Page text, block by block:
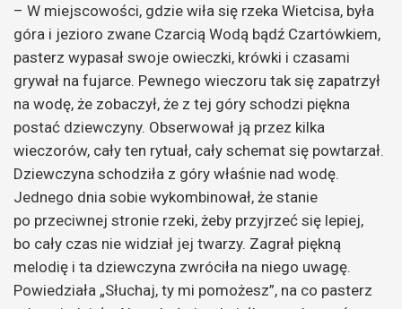
– W miejscowości, gdzie wiła się rzeka Wietcisa, była
góra i jezioro zwane Czarcią Wodą bądź Czartówkiem,
pasterz wypasał swoje owieczki, krówki i czasami
grywał na fujarce. Pewnego wieczoru tak się zapatrzył
na wodę, że zobaczył, że z tej góry schodzi piękna
postać dziewczyny. Obserwował ją przez kilka
wieczorów, cały ten rytuał, cały schemat się powtarzał.
Dziewczyna schodziła z góry właśnie nad wodę.
Jednego dnia sobie wykombinował, że stanie
po przeciwnej stronie rzeki, żeby przyjrzeć się lepiej,
bo cały czas nie widział jej twarzy. Zagrał piękną
melodię i ta dziewczyna zwróciła na niego uwagę.
Powiedziała „Słuchaj, ty mi pomożesz”, na co pasterz